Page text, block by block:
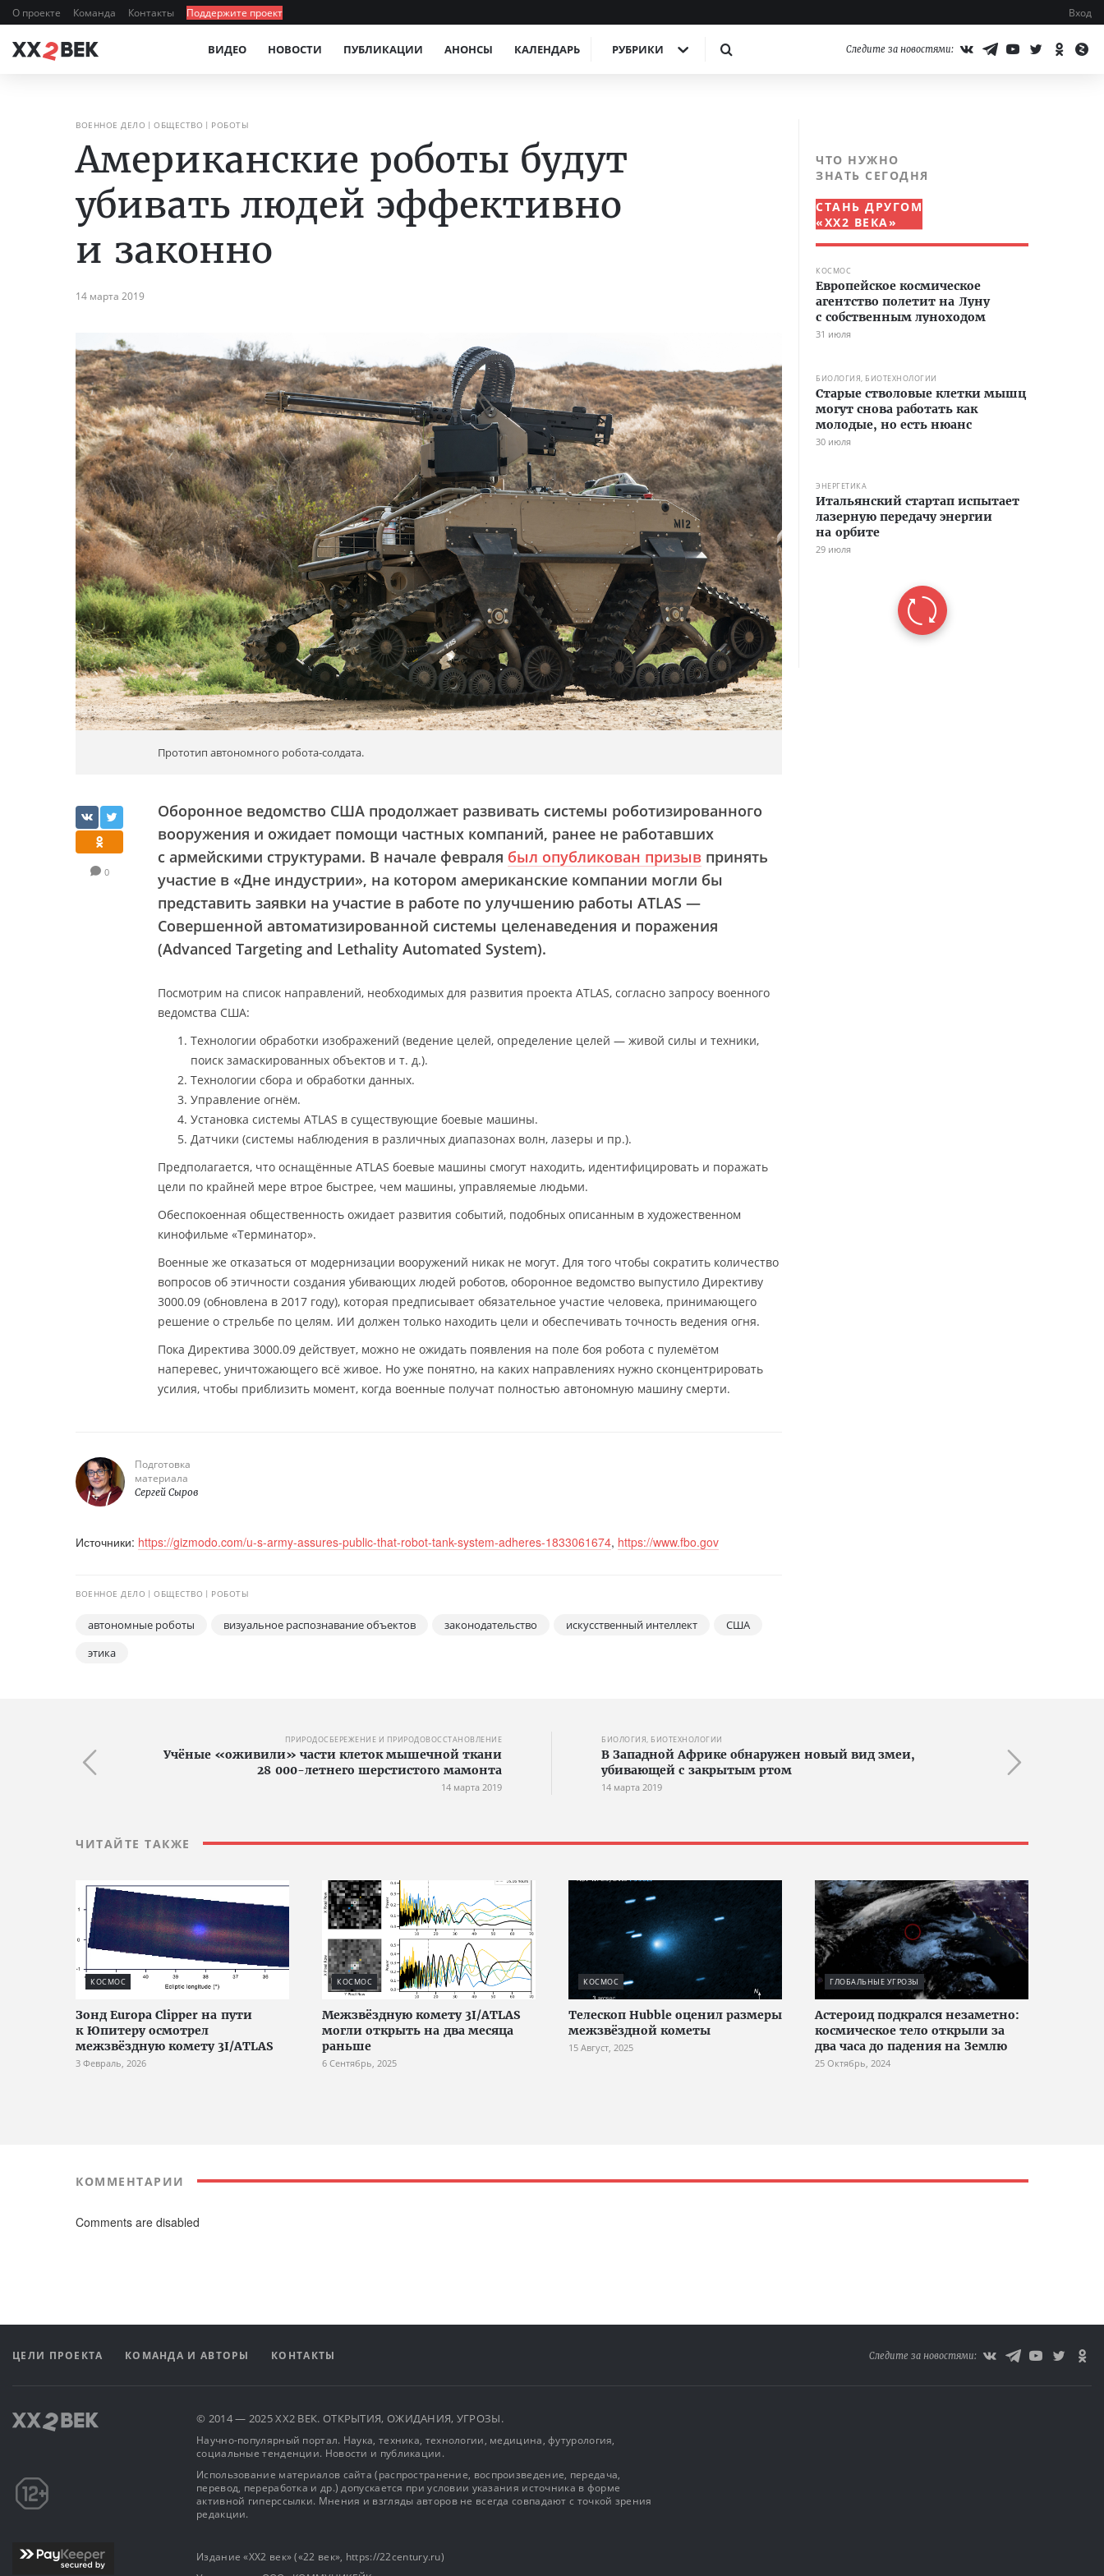
О проекте Команда Контакты Поддержите проект Вход
ВИДЕО НОВОСТИ ПУБЛИКАЦИИ АНОНСЫ КАЛЕНДАРЬ РУБРИКИ Следите за новостями:
ВОЕННОЕ ДЕЛО ОБЩЕСТВО РОБОТЫ
Американские роботы будут
убивать людей эффективно
и законно
14 марта 2019
Прототип автономного робота-солдата.
0
Оборонное ведомство США продолжает развивать системы роботизированного
вооружения и ожидает помощи частных компаний, ранее не работавших
с армейскими структурами. В начале февраля был опубликован призыв принять
участие в «Дне индустрии», на котором американские компании могли бы
представить заявки на участие в работе по улучшению работы ATLAS —
Совершенной автоматизированной системы целенаведения и поражения
(Advanced Targeting and Lethality Automated System).
Посмотрим на список направлений, необходимых для развития проекта ATLAS, согласно запросу военного
ведомства США:
Технологии обработки изображений (ведение целей, определение целей — живой силы и техники,
поиск замаскированных объектов и т. д.).
Технологии сбора и обработки данных.
Управление огнём.
Установка системы ATLAS в существующие боевые машины.
Датчики (системы наблюдения в различных диапазонах волн, лазеры и пр.).
Предполагается, что оснащённые ATLAS боевые машины смогут находить, идентифицировать и поражать
цели по крайней мере втрое быстрее, чем машины, управляемые людьми.
Обеспокоенная общественность ожидает развития событий, подобных описанным в художественном
кинофильме «Терминатор».
Военные же отказаться от модернизации вооружений никак не могут. Для того чтобы сократить количество
вопросов об этичности создания убивающих людей роботов, оборонное ведомство выпустило Директиву
3000.09 (обновлена в 2017 году), которая предписывает обязательное участие человека, принимающего
решение о стрельбе по целям. ИИ должен только находить цели и обеспечивать точность ведения огня.
Пока Директива 3000.09 действует, можно не ожидать появления на поле боя робота с пулемётом
наперевес, уничтожающего всё живое. Но уже понятно, на каких направлениях нужно сконцентрировать
усилия, чтобы приблизить момент, когда военные получат полностью автономную машину смерти.
Подготовка
материала
Сергей Сыров
Источники: https://gizmodo.com/u-s-army-assures-public-that-robot-tank-system-adheres-1833061674, https://www.fbo.gov
ВОЕННОЕ ДЕЛО ОБЩЕСТВО РОБОТЫ
автономные роботы визуальное распознавание объектов законодательство искусственный интеллект
США
этика
ЧТО НУЖНО
ЗНАТЬ СЕГОДНЯ
СТАНЬ ДРУГОМ
«XX2 ВЕКА»
КОСМОС
Европейское космическое
агентство полетит на Луну
с собственным луноходом
31 июля
БИОЛОГИЯ, БИОТЕХНОЛОГИИ
Старые стволовые клетки мышц
могут снова работать как
молодые, но есть нюанс
30 июля
ЭНЕРГЕТИКА
Итальянский стартап испытает
лазерную передачу энергии
на орбите
29 июля
ПРИРОДОСБЕРЕЖЕНИЕ И ПРИРОДОВОССТАНОВЛЕНИЕ
Учёные «оживили» части клеток мышечной ткани
28 000-летнего шерстистого мамонта
14 марта 2019
БИОЛОГИЯ, БИОТЕХНОЛОГИИ
В Западной Африке обнаружен новый вид змеи,
убивающей с закрытым ртом
14 марта 2019
ЧИТАЙТЕ ТАКЖЕ
КОСМОС
Зонд Europa Clipper на пути
к Юпитеру осмотрел
межзвёздную комету 3I/ATLAS
3 Февраль, 2026
КОСМОС
Межзвёздную комету 3I/ATLAS
могли открыть на два месяца
раньше
6 Сентябрь, 2025
КОСМОС
Телескоп Hubble оценил размеры
межзвёздной кометы
15 Август, 2025
ГЛОБАЛЬНЫЕ УГРОЗЫ
Астероид подкрался незаметно:
космическое тело открыли за
два часа до падения на Землю
25 Октябрь, 2024
КОММЕНТАРИИ
Comments are disabled
ЦЕЛИ ПРОЕКТА КОМАНДА И АВТОРЫ КОНТАКТЫ Следите за новостями:
© 2014 — 2025 XX2 ВЕК. ОТКРЫТИЯ, ОЖИДАНИЯ, УГРОЗЫ.
Научно-популярный портал. Наука, техника, технологии, медицина, футурология,
социальные тенденции. Новости и публикации.
Использование материалов сайта (распространение, воспроизведение, передача,
перевод, переработка и др.) допускается при условии указания источника в форме
активной гиперссылки. Мнения и взгляды авторов не всегда совпадают с точкой зрения
редакции.
Издание «XX2 век» («22 век», https://22century.ru)